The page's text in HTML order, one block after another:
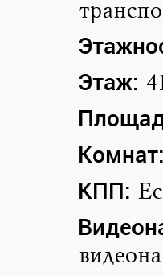
Этаж:
Комнат:
КПП: